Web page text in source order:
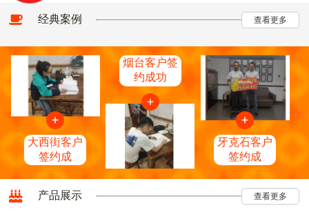
经典案例 查看更多
大西街客户
签约成
烟台客户签
约成功
牙克石客户
签约成
产品展示 查看更多